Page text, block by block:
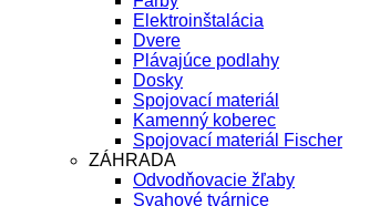
Elektroinštalácia
Dvere
Plávajúce podlahy
Dosky
Spojovací materiál
Kamenný koberec
Spojovací materiál Fischer
ZÁHRADA
Odvodňovacie žľaby
Svahové tvárnice